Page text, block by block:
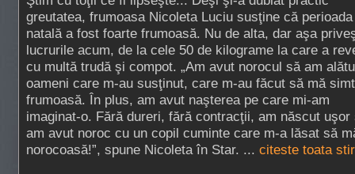
greutatea, frumoasa Nicoleta Luciu susţine că perioada
natală a fost foarte frumoasă. Nu de alta, dar aşa
lucrurile acum, de la cele 50 de kilograme la care a
cu multă trudă şi compot. „Am avut norocul să am
oameni care m-au susţinut, care m-au făcut să mă simt
frumoasă. În plus, am avut naşterea pe care mi-am
imaginat-o. Fără dureri, fără contracţii, am născut uşor
am avut noroc cu un copil cuminte care m-a lăsat să
norocoasă!”, spune Nicoleta în Star. ... citeste toata